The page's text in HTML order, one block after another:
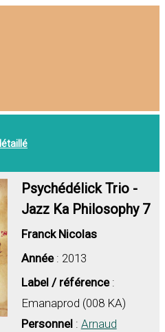
Psychédélick Trio -
Jazz Ka Philosophy 7
Franck Nicolas
Année: 2013
Label / référence:
Emanaprod (008 KA)
Personnel : Arnaud